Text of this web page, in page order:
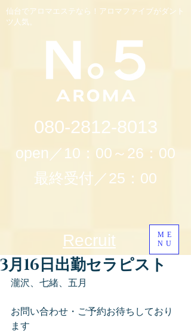
仙台でアロマエステなら！アロマファイブがダント
ツ人気。
080-2812-8013
open／10：00～26：00
最終受付／25：00
ME
NU
Recruit
3月16日出勤セラピスト
瀧沢、七緒、五月
お問い合わせ・ご予約お待ちしており
ます